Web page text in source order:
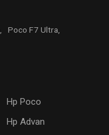
Poco F7 Ultra,
Hp Poco
Hp Advan